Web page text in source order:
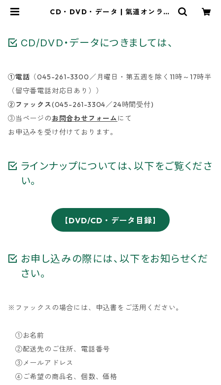
CD・DVD・データ | 氣道オンライ
CD/DVD・データにつきましては、
①電話 （045-261-3300／月曜日・第五週を除く11時～17時半
（留守番電話対応日あり））
②ファックス(045-261-3304／24時間受付)
③当ページのお問合わせフォーム にて
お申込みを受け付けております。
ラインナップについては、以下をご覧くださ
い。
【DVD/CD・データ目録】
お申し込みの際には、以下をお知らせくだ
さい。
※ファックスの場合には、申込書をご活用ください。
①お名前
②配送先のご住所、電話番号
③メールアドレス
④ご希望の商品名、個数、価格